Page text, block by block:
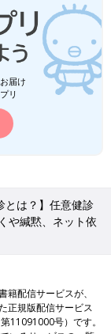
届け
リ
とは？】任意健診
や緘黙、ネット依
籍配信サービスが、
正規版配信サービス
11091000号）です。